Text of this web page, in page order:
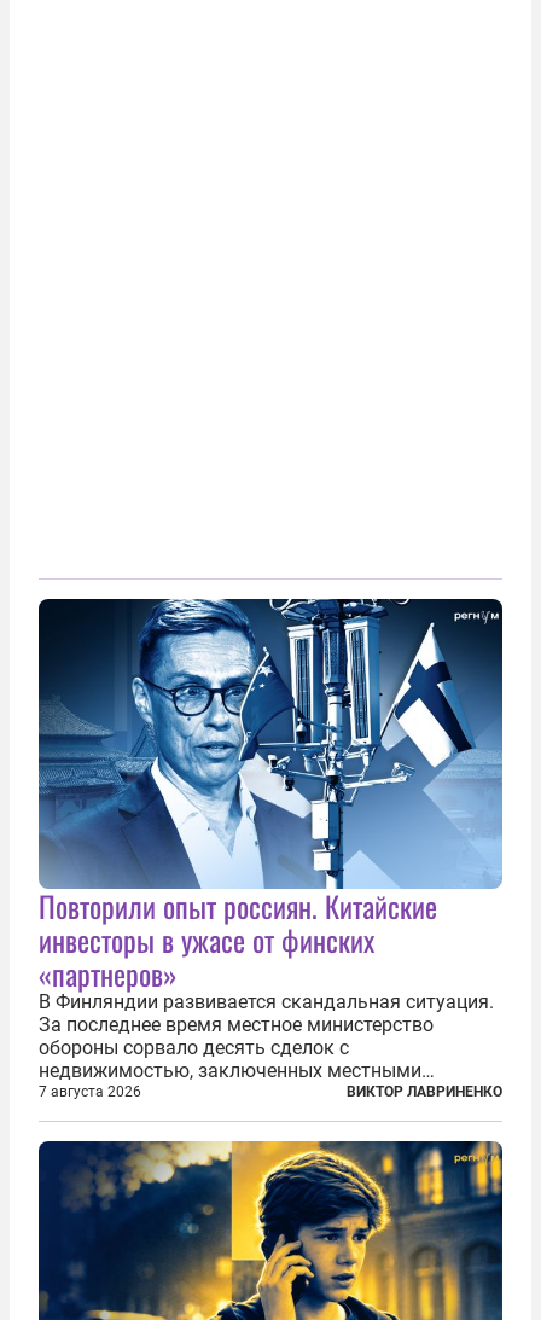
Повторили опыт россиян. Китайские
инвесторы в ужасе от финских
«партнеров»
В Финляндии развивается скандальная ситуация.
За последнее время местное министерство
обороны сорвало десять сделок с
недвижимостью, заключенных местными
фирмами с китайским капиталом. Чиновники
заявили, что они могли заключаться с целью
создания в Финляндии шпионской сети, чтобы
следить за...
7 августа 2026 ВИКТОР ЛАВРИНЕНКО